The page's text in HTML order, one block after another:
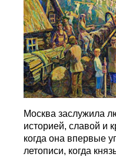
Москва заслужила
историей, славой и
когда она впервые
летописи, когда